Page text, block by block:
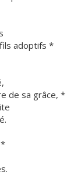
ls adoptifs *
de sa grâce, *